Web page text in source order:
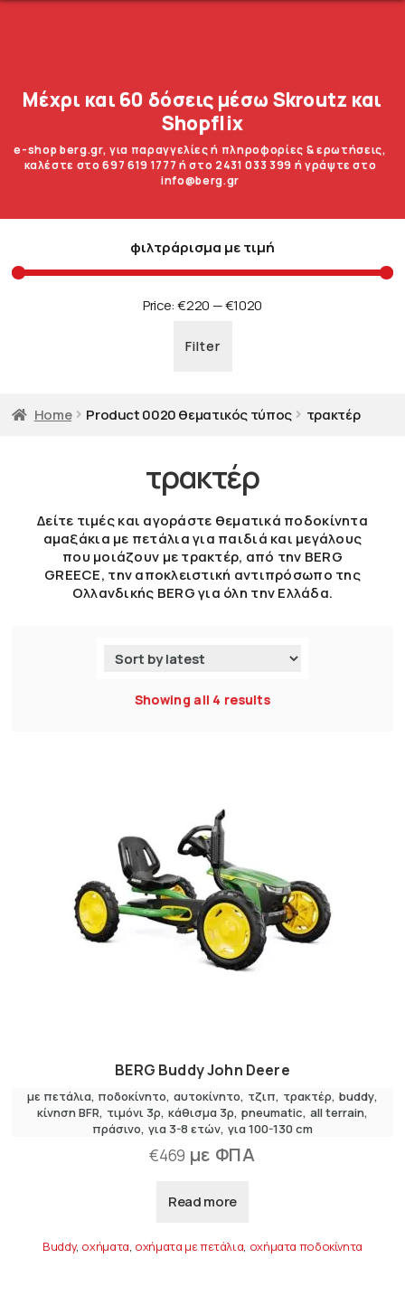
Μέχρι και 60 δόσεις μέσω Skroutz και
Shopflix
e-shop berg.gr, για παραγγελίες ή πληροφορίες & ερωτήσεις,
καλέστε στο 697 619 1777 ή στο 2431 033 399 ή γράψτε στο
info@berg.gr
φιλτράρισμα με τιμή
Filter
Price:€220 —€1020
Home Product 0020 θεματικός τύπος τρακτέρ
τρακτέρ
Δείτε τιμές και αγοράστε θεματικά ποδοκίνητα
αμαξάκια με πετάλια για παιδιά και μεγάλους
που μοιάζουν με τρακτέρ, από την BERG
GREECE, την αποκλειστική αντιπρόσωπο της
Ολλανδικής BERG για όλη την Ελλάδα.
Showing all 4 results
BERG Buddy John Deere
με πετάλια, ποδοκίνητο αυτοκίνητο, τζιπ, τρακτέρ buddy
κίνηση BFR τιμόνι 3ρ κάθισμα 3ρ pneumatic all terrain
πράσινο για 3-8 ετών για 100-130 cm
€469 με ΦΠΑ
Read more
Buddy, οχήματα, οχήματα με πετάλια, οχήματα ποδοκίνητα